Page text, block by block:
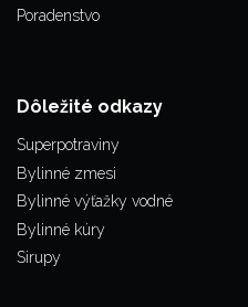
Poradenstvo
Dôležité odkazy
Superpotraviny
Bylinné zmesi
Bylinné výťažky vodné
Bylinné kúry
Sirupy